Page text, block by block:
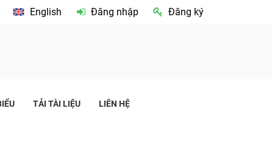
Đăng nhập Đăng ký
English
TẢI TÀI LIỆU LIÊN HỆ